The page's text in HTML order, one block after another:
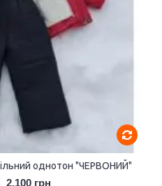
однотон "ЧЕРВОНИЙ"
2.100 грн